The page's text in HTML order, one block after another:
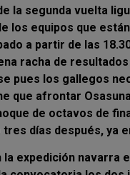
la segunda vuelta
los equipos que
a partir de las
racha de
pues los gallegos
que afrontar
de octavos de
días después, ya
la expedición navarra